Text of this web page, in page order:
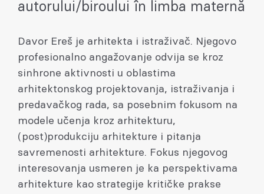
autorului/biroului în limba maternă
Davor Ereš je arhitekta i istraživač. Njegovo
profesionalno angažovanje odvija se kroz
sinhrone aktivnosti u oblastima
arhitektonskog projektovanja, istraživanja i
predavačkog rada, sa posebnim fokusom na
modele učenja kroz arhitekturu,
(post)produkciju arhitekture i pitanja
savremenosti arhitekture. Fokus njegovog
interesovanja usmeren je ka perspektivama
arhitekture kao strategije kritičke prakse